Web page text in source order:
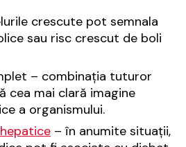
crescute pot semnala
sau risc crescut de boli
– combinația tuturor
cea mai clară imagine
a organismului.
– în anumite situații,